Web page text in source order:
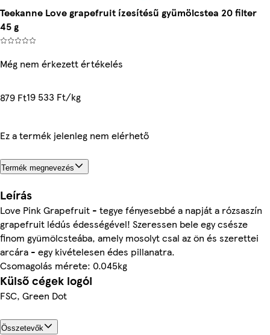
Teekanne Love grapefruit ízesítésű gyümölcstea 20 filter
45 g
Még nem érkezett értékelés
879 Ft19 533 Ft/kg
Ez a termék jelenleg nem elérhető
Termék megnevezés
Leírás
Love Pink Grapefruit - tegye fényesebbé a napját a rózsaszín
grapefruit lédús édességével! Szeressen bele egy csésze
finom gyümölcsteába, amely mosolyt csal az ön és szerettei
arcára - egy kivételesen édes pillanatra.
Csomagolás mérete: 0.045kg
Külső cégek logói
FSC, Green Dot
Összetevők